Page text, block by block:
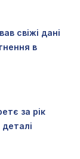
свіжі дані
в
за рік